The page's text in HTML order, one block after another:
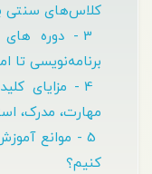
کلاس‌های سنتی
3 - دوره
برنامه‌نویسی تا
4 - مزایای
مهارت، مدرک،
5 - موانع
کنیم؟